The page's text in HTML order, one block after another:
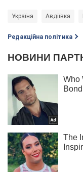
Україна Авдіївка
Редакційна політика